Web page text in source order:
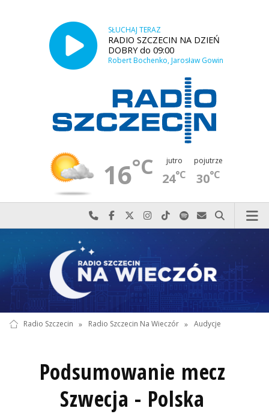
SŁUCHAJ TERAZ
RADIO SZCZECIN NA DZIEŃ
DOBRY do 09:00
Robert Bochenko, Jarosław Gowin
16°C jutro
24°C
pojutrze
30°C
Najlepiej po prostu do nas zadzwoń
Odwiedź nas na Facebook-u
Odwiedź nas na X
Odwiedź nas na Instagram-ie
Odwiedź nas na TikTok-u
Szukaj nas na Spotify
Wyślij do nas
Szukaj
Radio Szczecin » Radio Szczecin Na Wieczór » Audycje
Podsumowanie mecz
Szwecja - Polska